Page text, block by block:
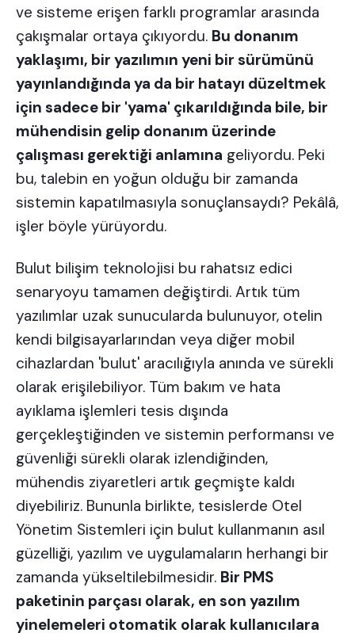
ve sisteme erişen farklı programlar arasında
çakışmalar ortaya çıkıyordu. Bu donanım
yaklaşımı, bir yazılımın yeni bir sürümünü
yayınlandığında ya da bir hatayı düzeltmek
için sadece bir 'yama' çıkarıldığında bile, bir
mühendisin gelip donanım üzerinde
çalışması gerektiği anlamına geliyordu. Peki
bu, talebin en yoğun olduğu bir zamanda
sistemin kapatılmasıyla sonuçlansaydı? Pekâlâ,
işler böyle yürüyordu.
Bulut bilişim teknolojisi bu rahatsız edici
senaryoyu tamamen değiştirdi. Artık tüm
yazılımlar uzak sunucularda bulunuyor, otelin
kendi bilgisayarlarından veya diğer mobil
cihazlardan 'bulut' aracılığıyla anında ve sürekli
olarak erişilebiliyor. Tüm bakım ve hata
ayıklama işlemleri tesis dışında
gerçekleştiğinden ve sistemin performansı ve
güvenliği sürekli olarak izlendiğinden,
mühendis ziyaretleri artık geçmişte kaldı
diyebiliriz. Bununla birlikte, tesislerde Otel
Yönetim Sistemleri için bulut kullanmanın asıl
güzelliği, yazılım ve uygulamaların herhangi bir
zamanda yükseltilebilmesidir. Bir PMS
paketinin parçası olarak, en son yazılım
yinelemeleri otomatik olarak kullanıcılara